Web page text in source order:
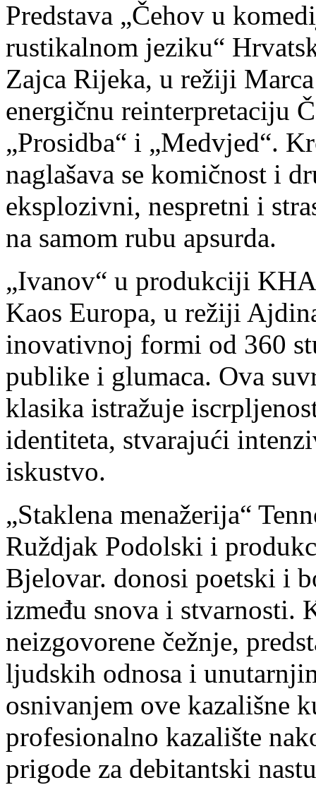
Predstava „Čehov u
rustikalnom jeziku“
Zajca Rijeka, u režiji
energičnu reinterpretaciju
„Prosidba“ i „Medvjed“.
naglašava se komičnost i
eksplozivni, nespretni i
na samom rubu apsurda.
„Ivanov“ u produkciji
Kaos Europa, u režiji
inovativnoj formi od 360
publike i glumaca. Ova
klasika istražuje
identiteta, stvarajući
iskustvo.
„Staklena menažerija“
Ruždjak Podolski i
Bjelovar. donosi poetski i
između snova i stvarnosti.
neizgovorene čežnje,
ljudskih odnosa i
osnivanjem ove kazališne
profesionalno kazalište
prigode za debitantski